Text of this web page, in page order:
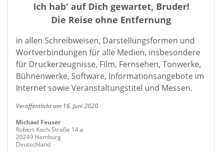
Ich hab' auf Dich gewartet, Bruder!
Die Reise ohne Entfernung
in allen Schreibweisen, Darstellungsformen und
Wortverbindungen für alle Medien, insbesondere
für Druckerzeugnisse, Film, Fernsehen, Tonwerke,
Bühnenwerke, Software, Informationsangebote im
Internet sowie Veranstaltungstitel und Messen.
Veröffentlicht am 16. Juni 2020
Michael Feuser
Robert-Koch-Straße 14 a
20249 Hamburg
Deutschland